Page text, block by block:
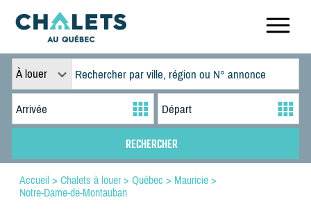
À louer
Accueil > Chalets à louer> Québec > Mauricie>
Notre-Dame-de-Montauban